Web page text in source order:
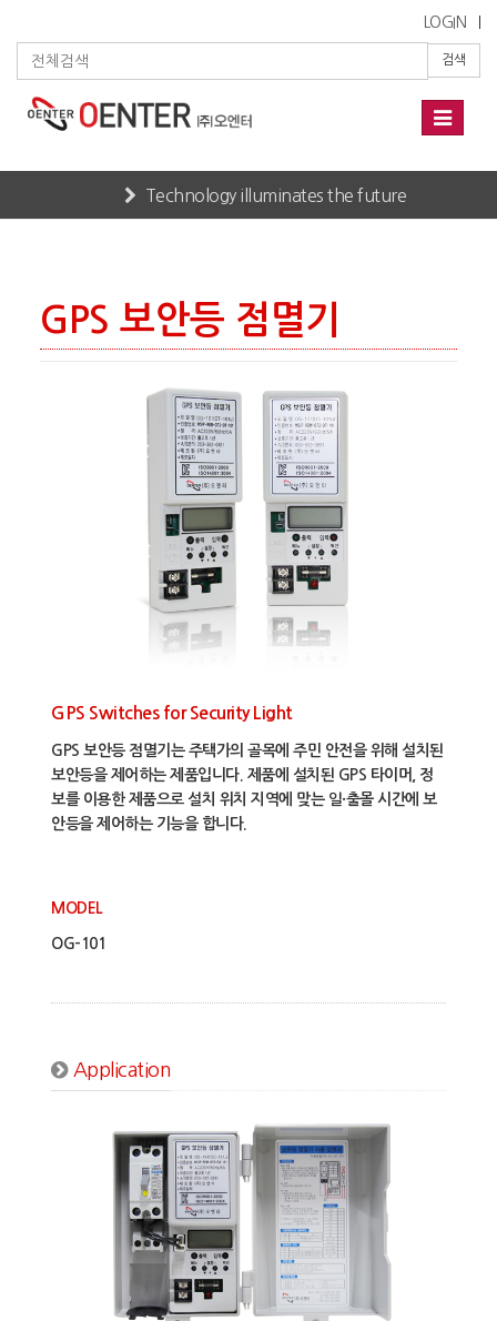
LOGIN
검색
Toggle
Technology illuminates the future
GPS 보안등 점멸기
GPS Switches for Security Light
GPS 보안등 점멸기는 주택가의 골목에 주민 안전을 위해 설치된
보안등을 제어하는 제품입니다. 제품에 설치된 GPS 타이머, 정
보를 이용한 제품으로 설치 위치 지역에 맞는 일·출몰 시간에 보
안등을 제어하는 기능을 합니다.
MODEL
OG-101
Application